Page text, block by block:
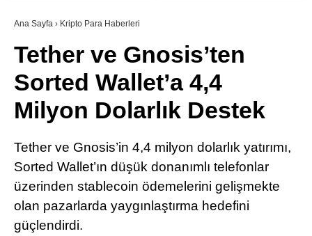
Youtube
TikTok
LinkedIn
Telegram
SÖZLÜK
Ana Sayfa › Kripto Para Haberleri
Tether ve Gnosis’ten
Sorted Wallet’a 4,4
Milyon Dolarlık Destek
Tether ve Gnosis’in 4,4 milyon dolarlık yatırımı,
Sorted Wallet’ın düşük donanımlı telefonlar
üzerinden stablecoin ödemelerini gelişmekte
olan pazarlarda yaygınlaştırma hedefini
güçlendirdi.